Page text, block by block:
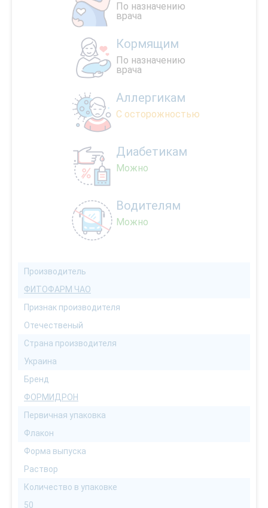
По назначению
врача
Кормящим
По назначению
врача
Аллергикам
С осторожностью
Диабетикам
Можно
Водителям
Можно
Производитель
ФИТОФАРМ ЧАО
Признак производителя
Отечественый
Страна производителя
Украина
Бренд
ФОРМИДРОН
Первичная упаковка
Флакон
Форма выпуска
Раствор
Количество в упаковке
50